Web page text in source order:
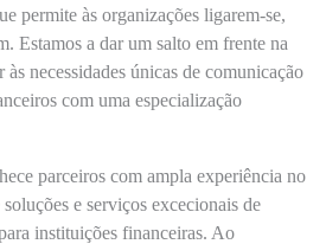
permite às organizações ligarem-se,
Estamos a dar um salto em frente na
às necessidades únicas de comunicação
com uma especialização
parceiros com ampla experiência no
e serviços excecionais de
instituições financeiras. Ao